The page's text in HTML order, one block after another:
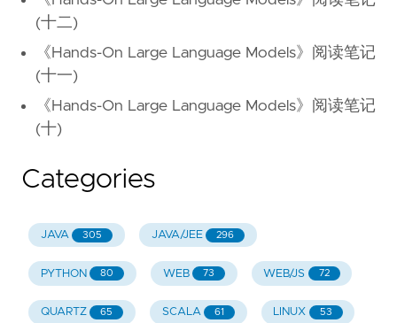
(十二)
《Hands-On Large Language Models》阅读笔记
(十一)
《Hands-On Large Language Models》阅读笔记
(十)
Categories
JAVA 305 JAVA/JEE 296
PYTHON 80 WEB 73 WEB/JS 72
QUARTZ 65 SCALA 61 LINUX 53